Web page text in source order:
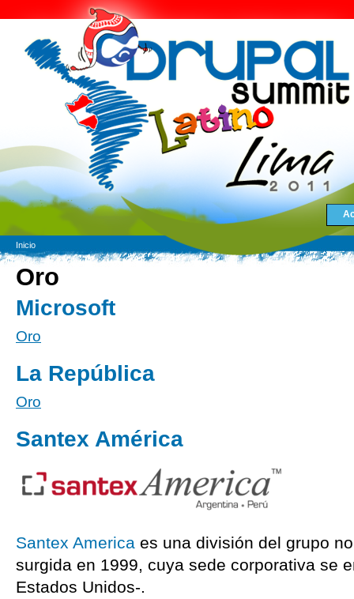
Inicio
Oro
Microsoft
Oro
La República
Oro
Santex América
Santex America es una división del grupo
surgida en 1999, cuya sede corporativa se
Estados Unidos-.